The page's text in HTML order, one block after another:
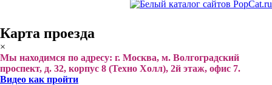
Карта проезда
×
Мы находимся по адресу: г. Москва, м. Волгоградский
проспект, д. 32, корпус 8 (Техно Холл), 2й этаж, офис 7.
Видео как пройти